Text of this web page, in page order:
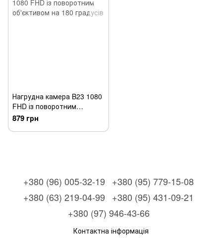
Нагрудна камера B23 1080
FHD із поворотним
об'єктивом на 180 градусів
879 грн
+380 (96) 005-32-19
+380 (95) 779-15-08
+380 (63) 219-04-99
+380 (95) 431-09-21
+380 (97) 946-43-66
Контактна інформація